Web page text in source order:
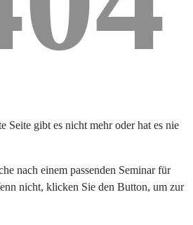
Seite gibt es nicht mehr oder hat es nie
nach einem passenden Seminar für
nicht, klicken Sie den Button, um zur